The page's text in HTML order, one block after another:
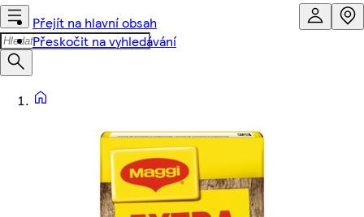
Přejít na hlavní obsah
Přeskočit na vyhledávání